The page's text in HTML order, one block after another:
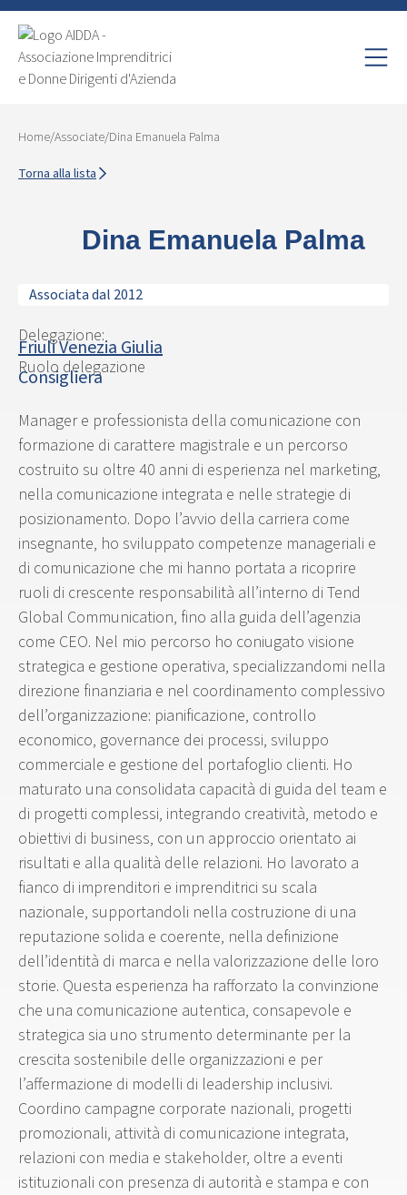
Home/Associate/Dina Emanuela Palma
Torna alla lista
Dina Emanuela Palma
Associata dal 2012
Delegazione:
Friuli Venezia Giulia
Ruolo delegazione
Consigliera
Manager e professionista della comunicazione con
formazione di carattere magistrale e un percorso
costruito su oltre 40 anni di esperienza nel marketing,
nella comunicazione integrata e nelle strategie di
posizionamento. Dopo l’avvio della carriera come
insegnante, ho sviluppato competenze manageriali e
di comunicazione che mi hanno portata a ricoprire
ruoli di crescente responsabilità all’interno di Tend
Global Communication, fino alla guida dell’agenzia
come CEO. Nel mio percorso ho coniugato visione
strategica e gestione operativa, specializzandomi nella
direzione finanziaria e nel coordinamento complessivo
dell’organizzazione: pianificazione, controllo
economico, governance dei processi, sviluppo
commerciale e gestione del portafoglio clienti. Ho
maturato una consolidata capacità di guida del team e
di progetti complessi, integrando creatività, metodo e
obiettivi di business, con un approccio orientato ai
risultati e alla qualità delle relazioni. Ho lavorato a
fianco di imprenditori e imprenditrici su scala
nazionale, supportandoli nella costruzione di una
reputazione solida e coerente, nella definizione
dell’identità di marca e nella valorizzazione delle loro
storie. Questa esperienza ha rafforzato la convinzione
che una comunicazione autentica, consapevole e
strategica sia uno strumento determinante per la
crescita sostenibile delle organizzazioni e per
l’affermazione di modelli di leadership inclusivi.
Coordino campagne corporate nazionali, progetti
promozionali, attività di comunicazione integrata,
relazioni con media e stakeholder, oltre a eventi
istituzionali con presenza di autorità e stampa e con